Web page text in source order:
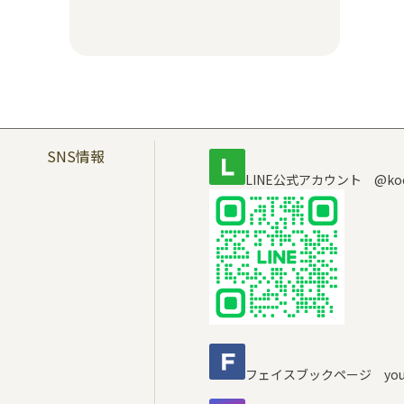
SNS情報
LINE公式アカウント
フェイスブックページ